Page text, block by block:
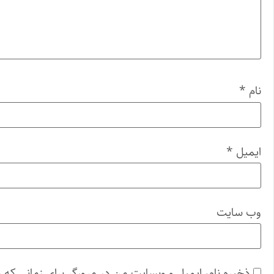
نام *
ایمیل *
وب‌ سایت